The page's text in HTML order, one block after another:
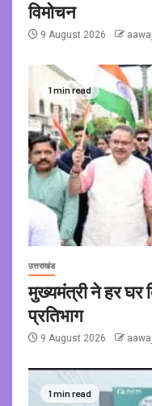
विमोचन
9 August 2026
1 min read
उत्तराखंड
मुख्यमंत्री ने हर घर
प्रतिभाग
9 August 2026
1 min read